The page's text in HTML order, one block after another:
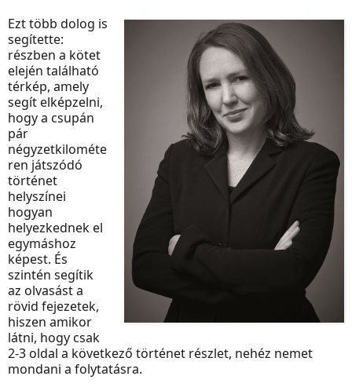
Ezt több dolog is
segítette:
részben a kötet
elején található
térkép, amely
segít elképzelni,
hogy a csupán
pár
négyzetkilométe
ren játszódó
történet
helyszínei
hogyan
helyezkednek el
egymáshoz
képest. És
szintén segítik
az olvasást a
rövid fejezetek,
hiszen amikor
látni, hogy csak
2-3 oldal a következő történet részlet, nehéz nemet
mondani a folytatásra.